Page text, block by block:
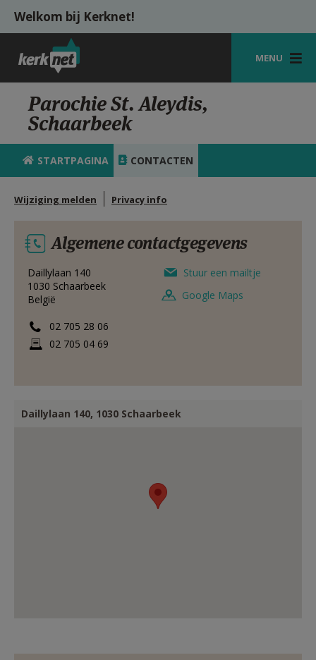
Overslaan en naar de inhoud gaan
Welkom bij Kerknet!
MENU
STARTPAGINA
KERK
VIERINGEN
HULP
MIJN PAROCHIE
AANMELDEN OF REGISTREREN
Parochie St. Aleydis,
Schaarbeek
STARTPAGINA CONTACTEN
Wijziging melden Privacy info
Algemene contactgegevens
Daillylaan 140
1030 Schaarbeek
België
02 705 28 06
02 705 04 69
Stuur een mailtje
Google Maps
Daillylaan 140, 1030 Schaarbeek